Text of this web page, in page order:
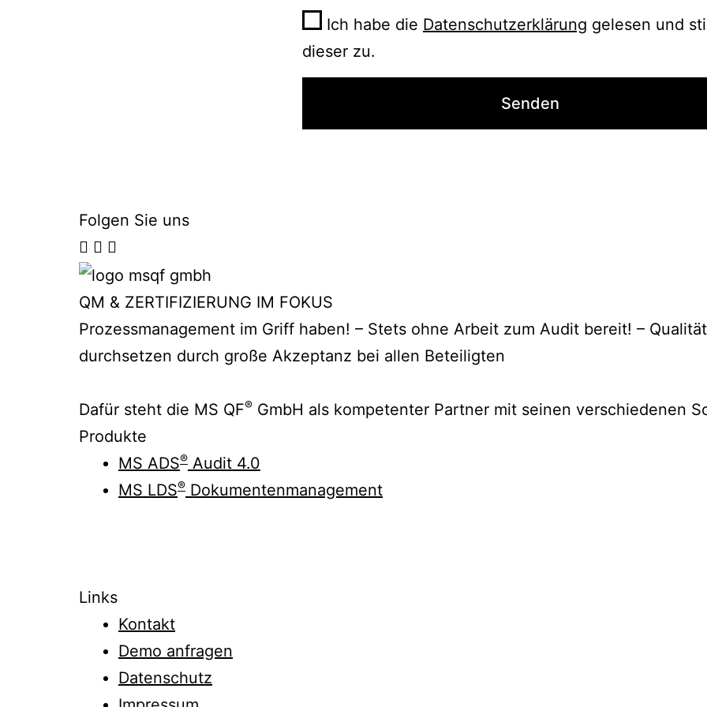
Ich habe die Datenschutzerklärung gelesen und
dieser zu.
Folgen Sie uns
QM & ZERTIFIZIERUNG IM FOKUS
Prozessmanagement im Griff haben! – Stets ohne Arbeit zum Audit bereit! –
durchsetzen durch große Akzeptanz bei allen Beteiligten
Dafür steht die MS QF® GmbH als kompetenter Partner mit seinen verschiedenen
Produkte
MS ADS® Audit 4.0
MS LDS® Dokumenten­management
Links
Kontakt
Demo anfragen
Datenschutz